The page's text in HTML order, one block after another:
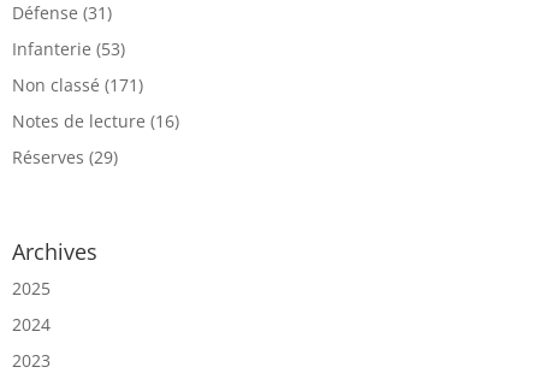
Défense (31)
Infanterie (53)
Non classé (171)
Notes de lecture (16)
Réserves (29)
Archives
2025
2024
2023